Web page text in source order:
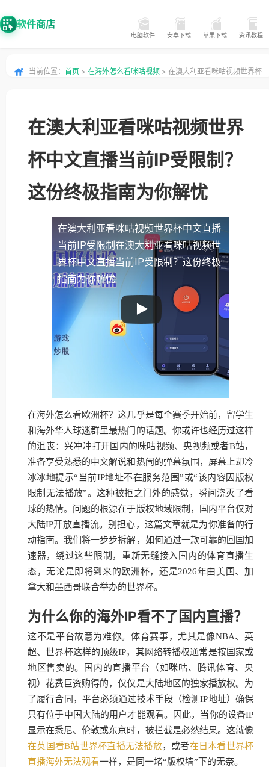
软件商店
电脑软件 安卓下载 苹果下载 资讯教程
当前位置： 首页 > 在海外怎么看咪咕视频 > 在澳大利亚看咪咕视频世界杯
在澳大利亚看咪咕视频世界
杯中文直播当前IP受限制？
这份终极指南为你解忧
在澳大利亚看咪咕视频世界杯中文直播
当前IP受限制 在澳大利亚看咪咕视频世
界杯中文直播当前IP受限制？这份终极
指南为你解忧
在海外怎么看欧洲杯？这几乎是每个赛季开始前，留学生
和海外华人球迷群里最热门的话题。你或许也经历过这样
的沮丧：兴冲冲打开国内的咪咕视频、央视频或者B站，
准备享受熟悉的中文解说和热闹的弹幕氛围，屏幕上却冷
冰冰地提示“当前IP地址不在服务范围”或“该内容因版权
限制无法播放”。这种被拒之门外的感觉，瞬间浇灭了看
球的热情。问题的根源在于版权地域限制，国内平台仅对
大陆IP开放直播流。别担心，这篇文章就是为你准备的行
动指南。我们将一步步拆解，如何通过一款可靠的回国加
速器，绕过这些限制，重新无缝接入国内的体育直播生
态，无论是即将到来的欧洲杯，还是2026年由美国、加
拿大和墨西哥联合举办的世界杯。
为什么你的海外IP看不了国内直播？
这不是平台故意为难你。体育赛事，尤其是像NBA、英
超、世界杯这样的顶级IP，其网络转播权通常是按国家或
地区售卖的。国内的直播平台（如咪咕、腾讯体育、央
视）花费巨资购得的，仅仅是大陆地区的独家播放权。为
了履行合同，平台必须通过技术手段（检测IP地址）确保
只有位于中国大陆的用户才能观看。因此，当你的设备IP
显示在悉尼、伦敦或东京时，被拦截是必然结果。这就像
在英国看B站世界杯直播无法播放，或者在日本看世界杯
直播海外无法观看一样，是同一堵“版权墙”下的无奈。